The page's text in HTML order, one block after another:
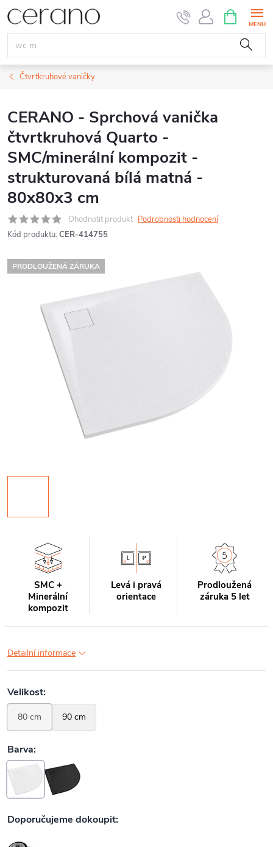
Přejít
na
obsah
NÁKUPNÍ
KOŠÍK
Čtvrtkruhové vaničky
CERANO - Sprchová vanička
čtvrtkruhová Quarto -
SMC/minerální kompozit -
strukturovaná bílá matná -
80x80x3 cm
Ohodnotit produkt Podrobnosti hodnocení
Kód produktu: CER-414755
PRODLOUŽENÁ ZÁRUKA
SMC +
Minerální
kompozit
Levá i pravá
orientace
Prodloužená
záruka 5 let
Detailní informace